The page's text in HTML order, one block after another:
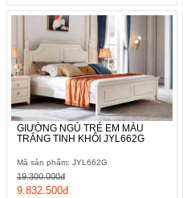
GIƯỜNG NGỦ TRẺ EM MÀU
TRẮNG TINH KHÔI JYL662G
Mã sản phẩm: JYL662G
9.832.500đ
19.300.000đ